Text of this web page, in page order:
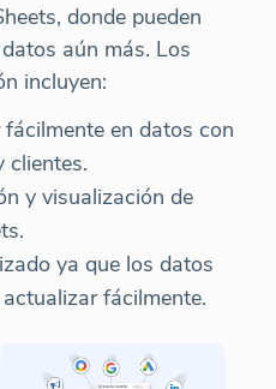
donde pueden
aún más. Los
incluyen:
en datos con
clientes.
y visualización de
ya que los datos
fácilmente.